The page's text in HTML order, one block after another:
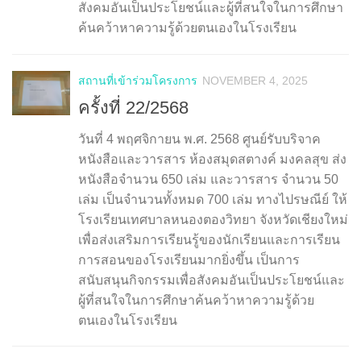
สังคมอันเป็นประโยชน์และผู้ที่สนใจในการศึกษา
ค้นคว้าหาความรู้ด้วยตนเองในโรงเรียน
สถานที่เข้าร่วมโครงการ NOVEMBER 4, 2025
ครั้งที่ 22/2568
วันที่ 4 พฤศจิกายน พ.ศ. 2568 ศูนย์รับบริจาค
หนังสือและวารสาร ห้องสมุดสตางค์ มงคลสุข ส่ง
หนังสือจำนวน 650 เล่ม และวารสาร จำนวน 50
เล่ม เป็นจำนวนทั้งหมด 700 เล่ม ทางไปรษณีย์ ให้
โรงเรียนเทศบาลหนองตองวิทยา จังหวัดเชียงใหม่
เพื่อส่งเสริมการเรียนรู้ของนักเรียนและการเรียน
การสอนของโรงเรียนมากยิ่งขึ้น เป็นการ
สนับสนุนกิจกรรมเพื่อสังคมอันเป็นประโยชน์และ
ผู้ที่สนใจในการศึกษาค้นคว้าหาความรู้ด้วย
ตนเองในโรงเรียน